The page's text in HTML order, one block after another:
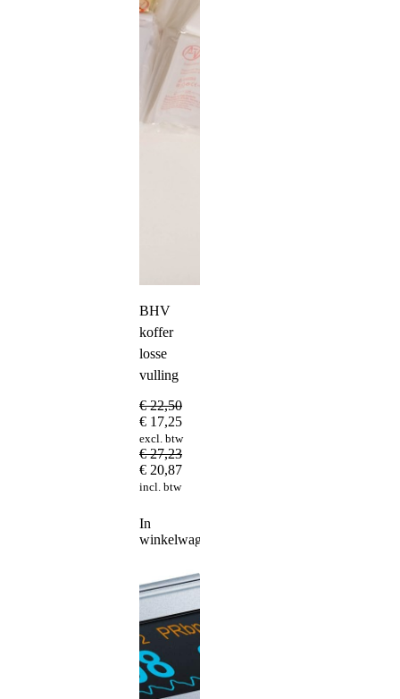
BHV
koffer
losse
vulling
€22,50
€ 17,25
excl. btw
€27,23
€ 20,87
incl. btw
In
winkelwagen